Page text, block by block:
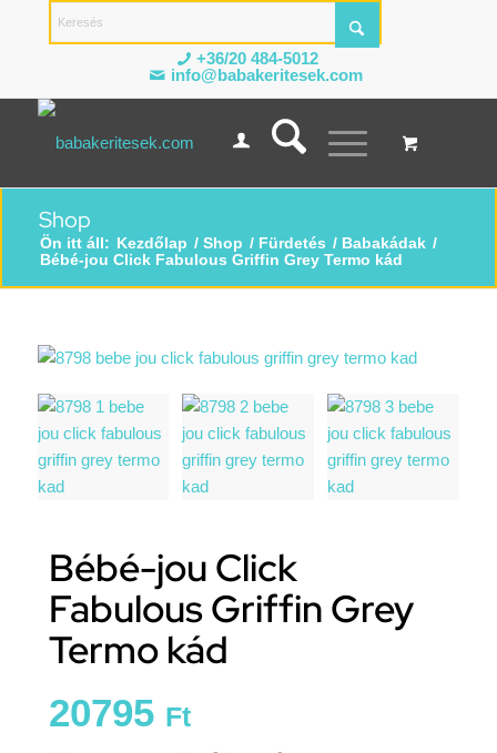
+36/20 484-5012
info@babakeritesek.com
Shop
Ön itt áll: Kezdőlap / Shop / Fürdetés / Babakádak /
Bébé-jou Click Fabulous Griffin Grey Termo kád
Bébé-jou Click
Fabulous Griffin Grey
Termo kád
20795 Ft